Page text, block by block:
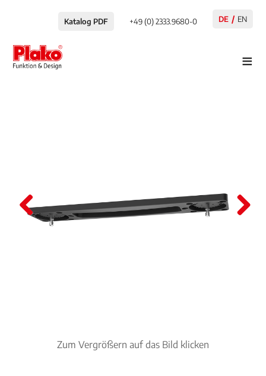
Katalog PDF +49 (0) 2333.9680-0 DE EN
≡
Zum Vergrößern auf das Bild klicken